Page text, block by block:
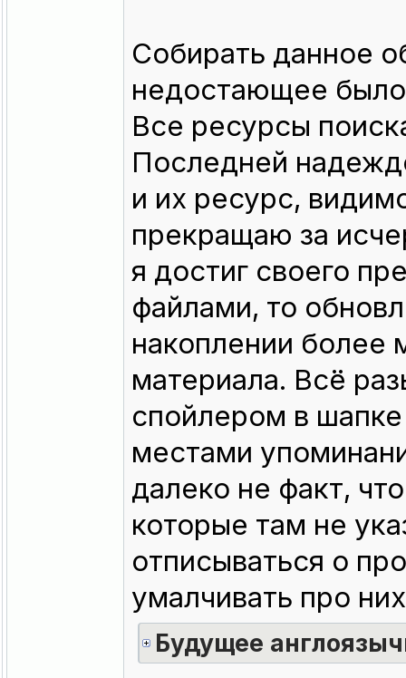
Собирать данное
недостающее
Все ресурсы
Последней
и их ресурс,
прекращаю за
я достиг своего
файлами, то
накоплении более
материала. Всё
спойлером в
местами
далеко не факт,
которые там не
отписываться о
умалчивать про
Будущее